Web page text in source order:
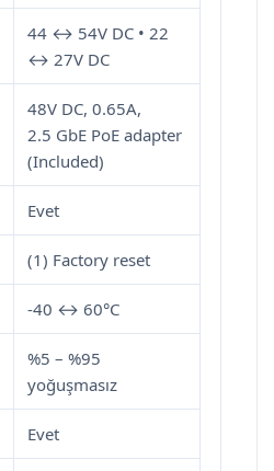
44 ↔ 54V DC • 22
↔ 27V DC
48V DC, 0.65A,
2.5 GbE PoE adapter
(Included)
Evet
(1) Factory reset
-40 ↔ 60°C
%5 – %95
yoğuşmasız
Evet